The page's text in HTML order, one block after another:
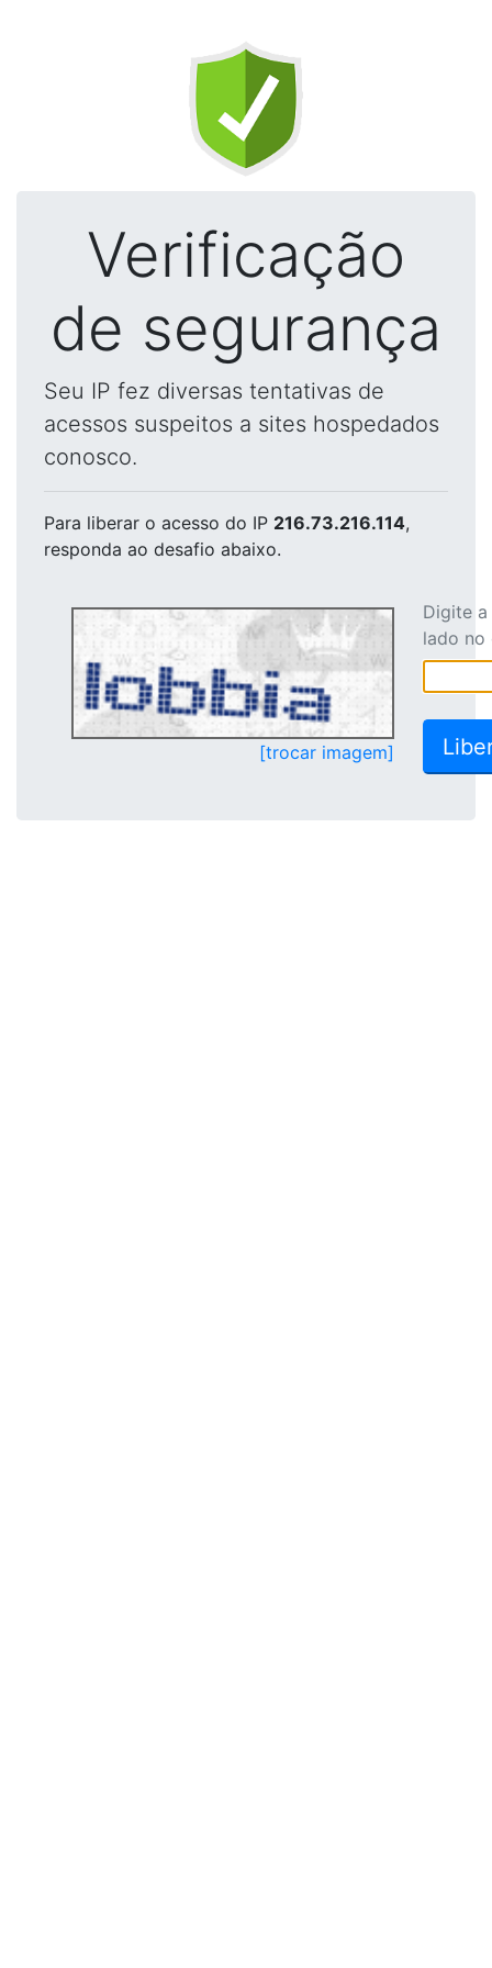
Verificação
de segurança
Seu IP fez diversas tentativas de
acessos suspeitos a sites hospedados
conosco.
Para liberar o acesso do IP 216.73.216.114,
responda ao desafio abaixo.
[trocar imagem]
Digite
lado no